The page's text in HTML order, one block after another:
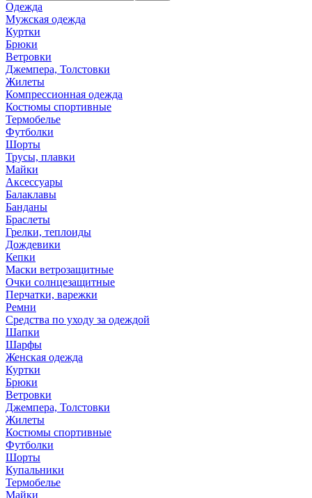
Одежда
Мужская одежда
Куртки
Брюки
Ветровки
Джемпера, Толстовки
Жилеты
Компрессионная одежда
Костюмы спортивные
Термобелье
Футболки
Шорты
Трусы, плавки
Майки
Аксессуары
Балаклавы
Банданы
Браслеты
Грелки, теплоиды
Дождевики
Кепки
Маски ветрозащитные
Очки солнцезащитные
Перчатки, варежки
Ремни
Средства по уходу за одеждой
Шапки
Шарфы
Женская одежда
Куртки
Брюки
Ветровки
Джемпера, Толстовки
Жилеты
Костюмы спортивные
Футболки
Шорты
Купальники
Термобелье
Майки